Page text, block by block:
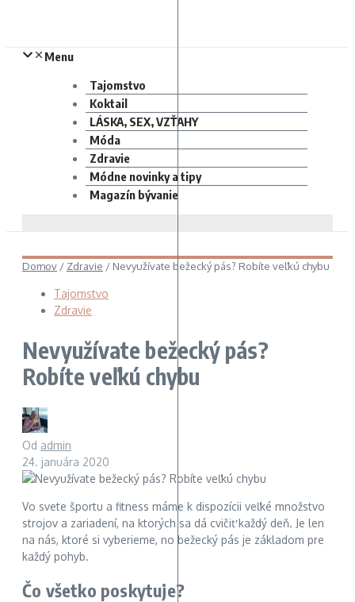
Menu
Tajomstvo
Koktail
LÁSKA, SEX, VZŤAHY
Móda
Zdravie
Módne novinky a tipy
Magazín bývanie
Domov / Zdravie / Nevyužívate bežecký pás? Robíte veľkú chybu
Tajomstvo
Zdravie
Nevyužívate bežecký pás?
Robíte veľkú chybu
Od admin
24. januára 2020
Vo svete športu a fitness máme k dispozícii veľké množstvo
strojov a zariadení, na ktorých sa dá cvičiť každý deň. Je len
na nás, ktoré si vyberieme, no bežecký pás je základom pre
každý pohyb.
Čo všetko poskytuje?